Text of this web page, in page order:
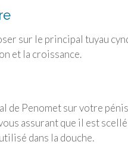
sur le principal tuyau
et la croissance.
Penomet sur votre
assurant que il est
dans la douche.